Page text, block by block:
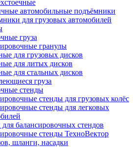
автомобильные подъёмники
для грузовых автомобилей
груза
гранулы
для грузовых дисков
для литых дисков
для стальных дисков
груза
стенды
стенды для грузовых колёс
стенды для легковых
балансировочных стендов
стенды ТехноВектор
шланги, насадки